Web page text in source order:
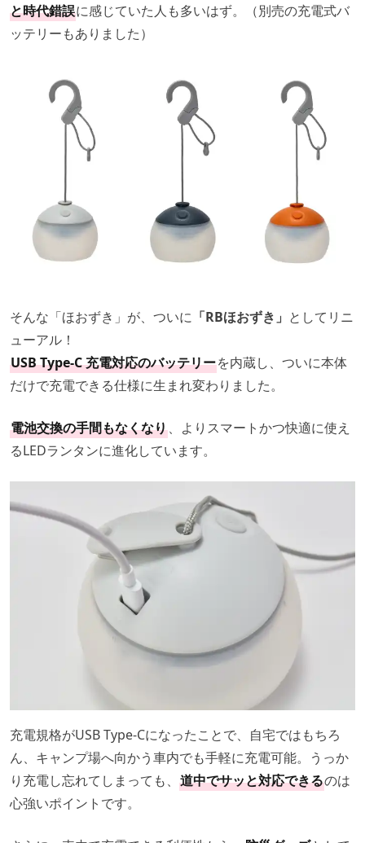
と時代錯誤に感じていた人も多いはず。（別売の充電式バ
ッテリーもありました）
そんな「ほおずき」が、ついに 「RBほおずき」 としてリニ
ューアル！
USB Type-C 充電対応のバッテリーを内蔵し、ついに本体
だけで充電できる仕様に生まれ変わりました。
電池交換の手間もなくなり、よりスマートかつ快適に使え
るLEDランタンに進化しています。
充電規格がUSB Type-Cになったことで、自宅ではもちろ
ん、キャンプ場へ向かう車内でも手軽に充電可能。うっか
り充電し忘れてしまっても、 道中でサッと対応できるのは
心強いポイントです。